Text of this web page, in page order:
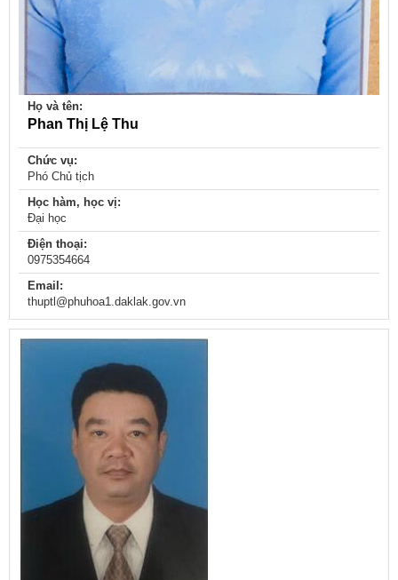
Họ và tên:
Phan Thị Lệ Thu
Chức vụ:
Phó Chủ tịch
Học hàm, học vị:
Đại học
Điện thoại:
0975354664
Email:
thuptl@phuhoa1.daklak.gov.vn